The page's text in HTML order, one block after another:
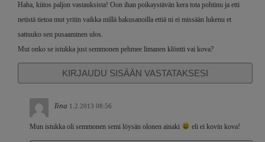
Haha, kiitos paljon vastauksista! Oon ihan poikaystävän kera tota pohtinu ja etti
netistä tietoa mut yritin vaikka millä hakusanoilla ettiä ni ei missään lukenu et
sattuuko sen pusaaminen ulos.
Mut onko se istukka just semmonen pehmee limanen klöntti vai kova?
KIRJAUDU SISÄÄN VASTATAKSESI
Iina 1.2.2013 08:56
Mun istukka oli semmonen semi löysän olonen ainaki eli ei kovin kova!